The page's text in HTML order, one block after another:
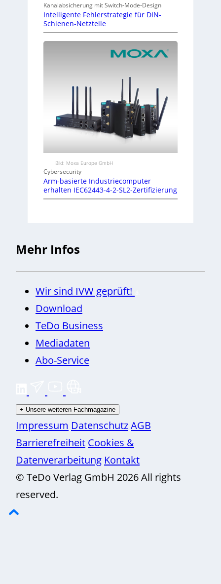
Kanalabsicherung mit Switch-Mode-Design
Intelligente Fehlerstrategie für DIN-
Schienen-Netzteile
Bild: Moxa Europe GmbH
Cybersecurity
Arm-basierte Industriecomputer
erhalten IEC62443-4-2-SL2-Zertifizierung
Mehr Infos
Wir sind IVW geprüft!
Download
TeDo Business
Mediadaten
Abo-Service
+ Unsere weiteren Fachmagazine
Impressum DatenschutzAGB
Barrierefreiheit Cookies &
Datenverarbeitung Kontakt
© TeDo Verlag GmbH 2026 All rights
reserved.